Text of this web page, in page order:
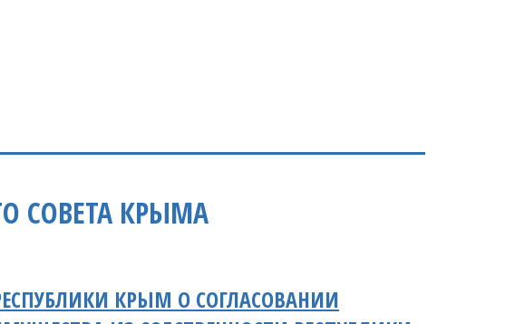
СОВЕТА КРЫМА
КРЫМ О СОГЛАСОВАНИИ